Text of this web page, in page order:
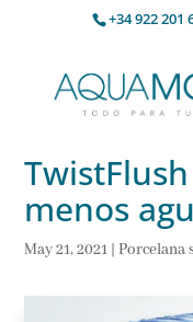
+34 922 201
menos
May 21, 2021 |Porcelana